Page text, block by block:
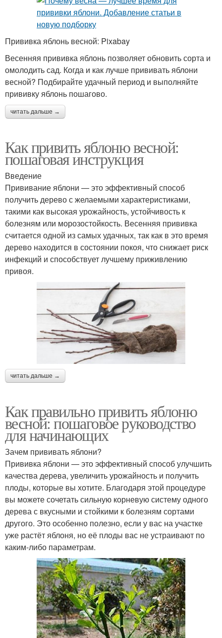
Прививка яблонь весной: Pixabay
Весенняя прививка яблонь позволяет обновить сорта и
омолодить сад. Когда и как лучше прививать яблони
весной? Подбирайте удачный период и выполняйте
прививку яблонь пошагово.
читать дальше →
Как привить яблоню весной:
пошаговая инструкция
Введение
Прививание яблони — это эффективный способ
получить дерево с желаемыми характеристиками,
такими как высокая урожайность, устойчивость к
болезням или морозостойкость. Весенняя прививка
считается одной из самых удачных, так как в это время
дерево находится в состоянии покоя, что снижает риск
инфекций и способствует лучшему приживлению
привоя.
читать дальше →
Как правильно привить яблоню
весной: пошаговое руководство
для начинающих
Зачем прививать яблони?
Прививка яблони — это эффективный способ улучшить
качества дерева, увеличить урожайность и получить
плоды, которые вы хотите. Благодаря этой процедуре
вы можете сочетать сильную корневую систему одного
дерева с вкусными и стойкими к болезням сортами
другого. Это особенно полезно, если у вас на участке
уже растёт яблоня, но её плоды вас не устраивают по
каким-либо параметрам.